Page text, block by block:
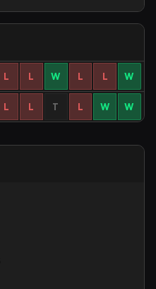
L L W L L W
L L T L W W